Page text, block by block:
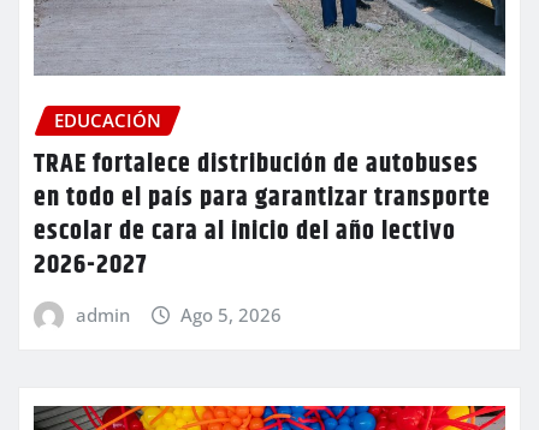
EDUCACIÓN
TRAE fortalece distribución de autobuses
en todo el país para garantizar transporte
escolar de cara al inicio del año lectivo
2026-2027
admin Ago 5, 2026